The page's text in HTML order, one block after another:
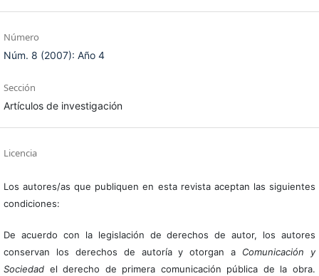
Número
Núm. 8 (2007): Año 4
Sección
Artículos de investigación
Licencia
Los autores/as que publiquen en esta revista aceptan las siguientes
condiciones:
De acuerdo con la legislación de derechos de autor, los autores
conservan los derechos de autoría y otorgan a Comunicación y
Sociedadel derecho de primera comunicación pública de la obra.